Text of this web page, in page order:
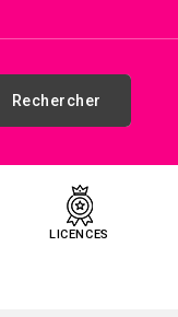
Rechercher
LICENCES